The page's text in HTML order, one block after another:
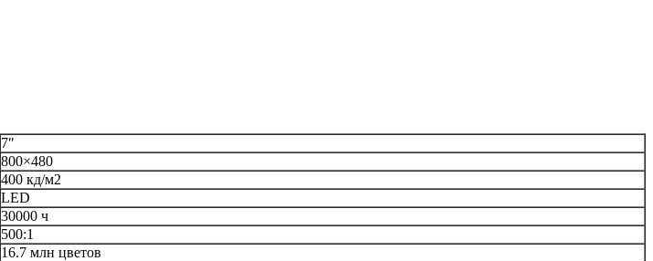
7″
800×480
400 кд/м2
LED
30000 ч
500:1
16.7 млн цветов